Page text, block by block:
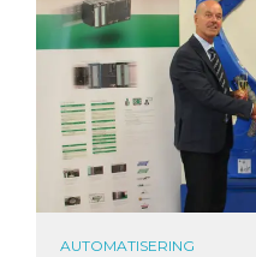
AUTOMATISERING